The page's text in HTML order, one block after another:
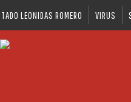
LEONIDAS ROMERO VIRUS